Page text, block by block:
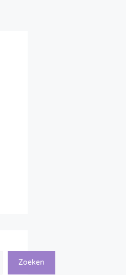
Zoeken